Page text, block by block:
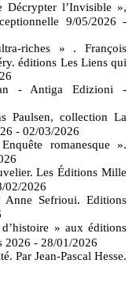
Décrypter l’Invisible »,
9/05/2026 -
riches » . François
éditions Les Liens qui
- Antiga Edizioni
-
Paulsen, collection La
- 02/03/2026
romanesque ».
Les Éditions Mille
02/2026
Sefrioui. Editions
» aux éditions
2026 - 28/01/2026
Par Jean-Pascal Hesse.